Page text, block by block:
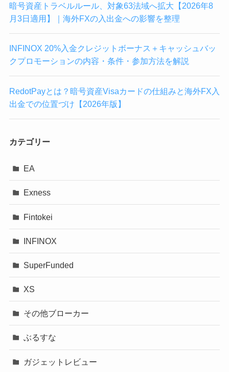
暗号資産トラベルルール、対象63法域へ拡大【2026年8
月3日適用】｜海外FXの入出金への影響を整理
INFINOX 20%入金クレジットボーナス＋キャッシュバッ
クプロモーションの内容・条件・参加方法を解説
RedotPayとは？暗号資産Visaカードの仕組みと海外FX入
出金での位置づけ【2026年版】
カテゴリー
EA
Exness
Fintokei
INFINOX
SuperFunded
XS
その他ブローカー
ぶるすな
ガジェットレビュー